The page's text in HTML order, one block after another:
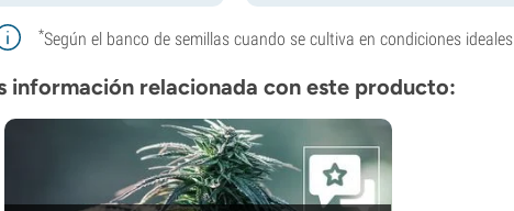
*Según el banco de semillas cuando se cultiva en condiciones ideales
información relacionada con este producto: